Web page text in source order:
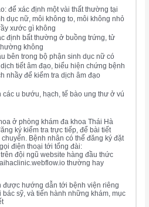
để xác định một vài thất thường tại
dục nữ, môi không to, môi không nhỏ
xước gì không
định bất thường ở buồng trứng, tử
không
bên trong bộ phận sinh dục nữ có
tiết âm đạo, biểu hiện chứng bệnh
nhầy để kiểm tra dịch âm đạo
các u bướu, hạch, tế bào ung thư ở vú
ở phòng khám đa khoa Thái Hà
ký kiểm tra trực tiếp, để bài tiết
Bệnh nhân có thể đăng ký đặt
điện thoại tới tổng đài:
đội ngũ website hàng đầu thức
thường hay
được hướng dẫn tới bệnh viện riêng
sỹ, và tiến hành những khám, mục